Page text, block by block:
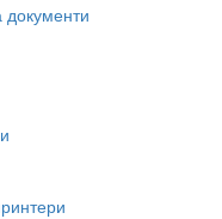
документи